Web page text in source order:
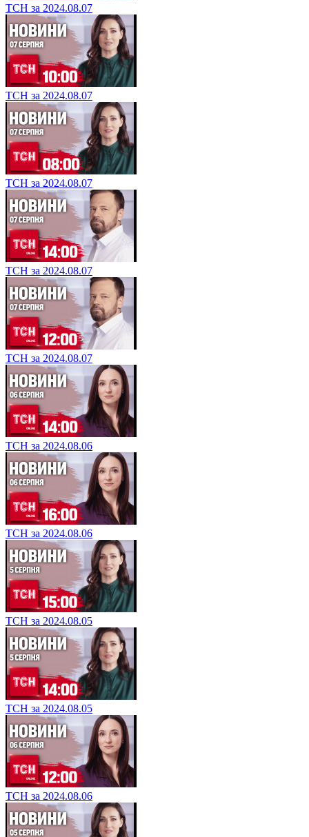
ТСН за 2024.08.07
ТСН за 2024.08.07
ТСН за 2024.08.07
ТСН за 2024.08.07
ТСН за 2024.08.07
ТСН за 2024.08.06
ТСН за 2024.08.06
ТСН за 2024.08.05
ТСН за 2024.08.05
ТСН за 2024.08.06